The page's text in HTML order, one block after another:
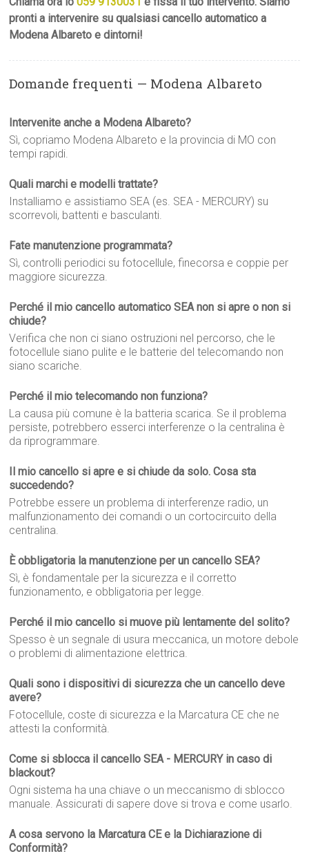
pronti a intervenire su qualsiasi cancello automatico a
Modena Albareto e dintorni!
Domande frequenti — Modena Albareto
Intervenite anche a Modena Albareto?
Sì, copriamo Modena Albareto e la provincia di MO con
tempi rapidi.
Quali marchi e modelli trattate?
Installiamo e assistiamo SEA (es. SEA - MERCURY) su
scorrevoli, battenti e basculanti.
Fate manutenzione programmata?
Sì, controlli periodici su fotocellule, finecorsa e coppie per
maggiore sicurezza.
Perché il mio cancello automatico SEA non si apre o non si
chiude?
Verifica che non ci siano ostruzioni nel percorso, che le
fotocellule siano pulite e le batterie del telecomando non
siano scariche.
Perché il mio telecomando non funziona?
La causa più comune è la batteria scarica. Se il problema
persiste, potrebbero esserci interferenze o la centralina è
da riprogrammare.
Il mio cancello si apre e si chiude da solo. Cosa sta
succedendo?
Potrebbe essere un problema di interferenze radio, un
malfunzionamento dei comandi o un cortocircuito della
centralina.
È obbligatoria la manutenzione per un cancello SEA?
Sì, è fondamentale per la sicurezza e il corretto
funzionamento, e obbligatoria per legge.
Perché il mio cancello si muove più lentamente del solito?
Spesso è un segnale di usura meccanica, un motore debole
o problemi di alimentazione elettrica.
Quali sono i dispositivi di sicurezza che un cancello deve
avere?
Fotocellule, coste di sicurezza e la Marcatura CE che ne
attesti la conformità.
Come si sblocca il cancello SEA - MERCURY in caso di
blackout?
Ogni sistema ha una chiave o un meccanismo di sblocco
manuale. Assicurati di sapere dove si trova e come usarlo.
A cosa servono la Marcatura CE e la Dichiarazione di
Conformità?